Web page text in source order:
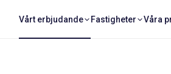
Vårt erbjudande Fastigheter Våra